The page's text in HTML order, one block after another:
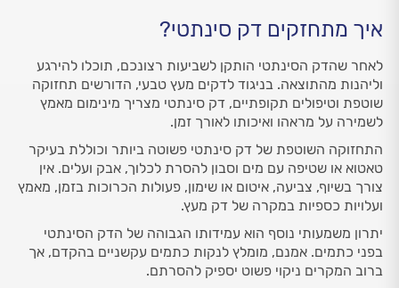
איך מתחזקים דק סינתטי?
לאחר שהדק הסינתטי הותקן לשביעות רצונכם, תוכלו להירגע
וליהנות מהתוצאה. בניגוד לדקים מעץ טבעי, הדורשים תחזוקה
שוטפת וטיפולים תקופתיים, דק סינתטי מצריך מינימום מאמץ
לשמירה על מראהו ואיכותו לאורך זמן.
התחזוקה השוטפת של דק סינתטי פשוטה ביותר וכוללת בעיקר
טאטוא או שטיפה עם מים וסבון להסרת לכלוך, אבק ועלים. אין
צורך בשיוף, צביעה, איטום או שימון, פעולות הכרוכות בזמן, מאמץ
ועלויות כספיות במקרה של דק מעץ.
יתרון משמעותי נוסף הוא עמידותו הגבוהה של הדק הסינתטי
בפני כתמים. אמנם, מומלץ לנקות כתמים עקשניים בהקדם, אך
ברוב המקרים ניקוי פשוט יספיק להסרתם.